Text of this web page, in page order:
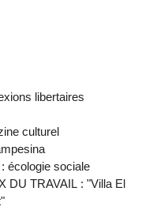
libertaires
culturel
écologie sociale
DU TRAVAIL : "Villa El